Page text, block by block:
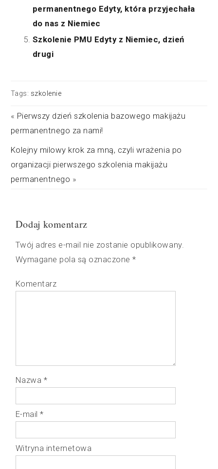
permanentnego Edyty, która przyjechała
do nas z Niemiec
Szkolenie PMU Edyty z Niemiec, dzień
drugi
Tags: szkolenie
« Pierwszy dzień szkolenia bazowego makijażu
permanentnego za nami!
Kolejny milowy krok za mną, czyli wrażenia po
organizacji pierwszego szkolenia makijażu
permanentnego »
Dodaj komentarz
Twój adres e-mail nie zostanie opublikowany.
Wymagane pola są oznaczone*
Komentarz
Nazwa *
E-mail*
Witryna internetowa